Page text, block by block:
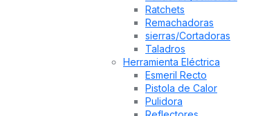
Ratchets
Remachadoras
sierras/Cortadoras
Taladros
Herramienta Eléctrica
Esmeril Recto
Pistola de Calor
Pulidora